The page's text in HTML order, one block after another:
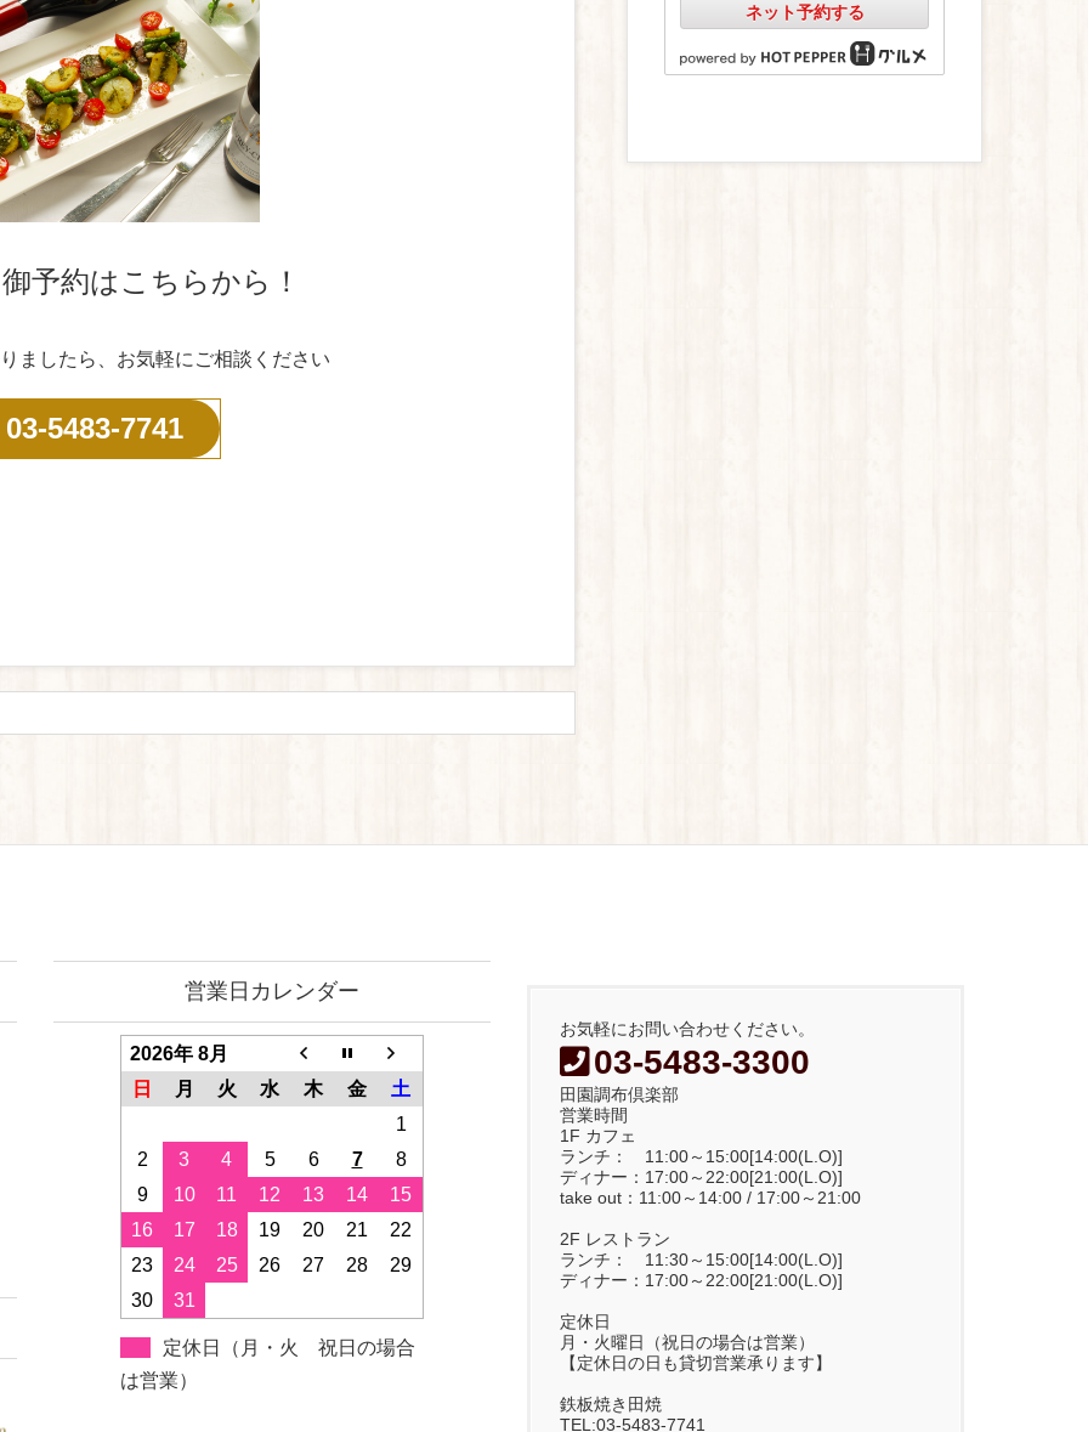
予約はこちらから！
ましたら、お気軽にご相談ください
5483-7741
ネット予約する
営業日カレンダー
2026年 8月
日
月 火 水 木 金
土
1
2
3 4 5 6 7
8
9
10 11 12 13 14
15
16
17 18 19 20 21
22
23
24 25 26 27 28
29
30
31
定休日（月・火 祝日の場合
は営業）
お気軽にお問い合わせください。
03-5483-3300
田園調布倶楽部
営業時間
1F カフェ
ランチ： 11:00～15:00[14:00(L.O)]
ディナー：17:00～22:00[21:00(L.O)]
take out：11:00～14:00 / 17:00～21:00
2F レストラン
ランチ： 11:30～15:00[14:00(L.O)]
ディナー：17:00～22:00[21:00(L.O)]
定休日
月・火曜日（祝日の場合は営業）
【定休日の日も貸切営業承ります】
鉄板焼き田焼
TEL:03-5483-7741